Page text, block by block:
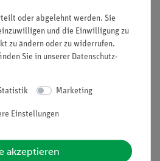
Nach oben
Übersicht Service
oder abgelehnt werden. Sie
und die Einwilligung zu
zu ändern oder zu widerrufen.
Sie in unserer Daten­schutz­
Marketing
Einstellungen
akzeptieren